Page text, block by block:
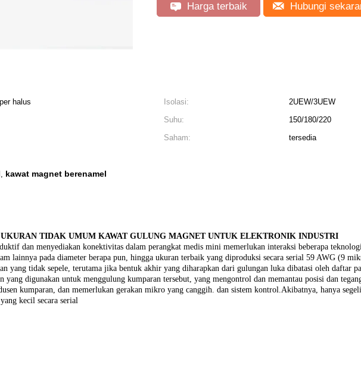
Harga terbaik Hubungi
halus Isolasi:
2UEW/3UEW
Suhu:
150/180/220
Saham:
tersedia
, kawat magnet berenamel
TIDAK UMUM KAWAT GULUNG MAGNET UNTUK ELEKTRONIK INDUSTRI
dan menyediakan konektivitas dalam perangkat medis mini memerlukan interaksi beberapa
lainnya pada diameter berapa pun, hingga ukuran terbaik yang diproduksi secara serial 59 AWG (9
yang tidak sepele, terutama jika bentuk akhir yang diharapkan dari gulungan luka dibatasi oleh daftar
yang digunakan untuk menggulung kumparan tersebut, yang mengontrol dan memantau posisi dan
kumparan, dan memerlukan gerakan mikro yang canggih. dan sistem kontrol.Akibatnya, hanya
kecil secara serial